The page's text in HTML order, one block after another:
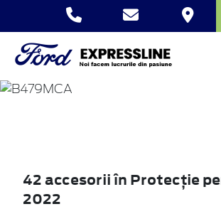
FIESTA
42 accesorii în Protecţie
2022